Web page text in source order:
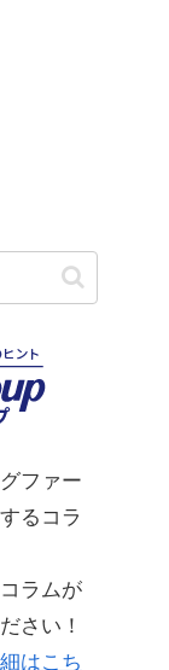
ファー
るコラ
ラムが
さい！
はこち